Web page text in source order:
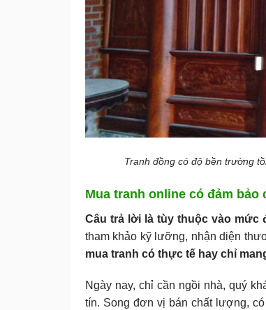
Tranh đồng có độ bền trường
Mua tranh online có đảm bảo
Câu trả lời là tùy thuộc vào mức
tham khảo kỹ lưỡng, nhận diện
mua tranh có thực tế hay chỉ
Ngày nay, chỉ cần ngồi nhà, quý
tín. Song đơn vị bán chất lượng,